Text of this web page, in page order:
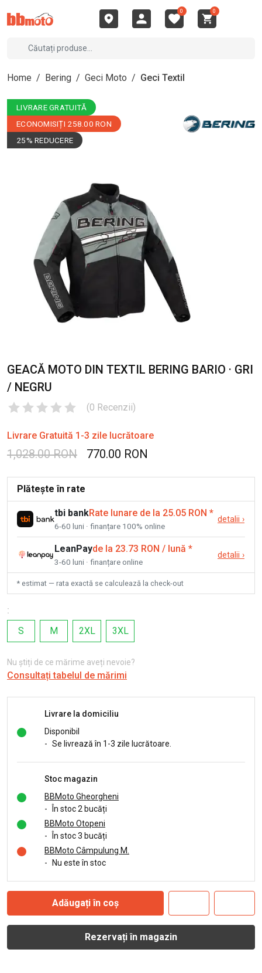
0 0
Home / Bering / Geci Moto / Geci Textil
LIVRARE GRATUITĂ
ECONOMISIȚI 258.00 RON
25% REDUCERE
GEACĂ MOTO DIN TEXTIL BERING BARIO · GRI
/ NEGRU
(0 Recenzii)
Livrare Gratuită 1-3 zile lucrătoare
1,028.00 RON 770.00 RON
Plătește în rate
tbi bankRate lunare de la 25.05 RON *
6-60 luni · finanțare 100% online
detalii ›
LeanPayde la 23.73 RON / lună *
3-60 luni · finanțare online
detalii ›
* estimat — rata exactă se calculează la check-out
:
S
M 2XL 3XL
Nu știți de ce mărime aveți nevoie?
Consultați tabelul de mărimi
Livrare la domiciliu
Disponibil
- Se livrează în 1-3 zile lucrătoare.
Stoc magazin
BBMoto Gheorgheni
-
În stoc 2 bucăți
BBMoto Otopeni
-
În stoc 3 bucăți
BBMoto Câmpulung M.
-
Nu este în stoc
Adăugați în coș
Rezervați în magazin